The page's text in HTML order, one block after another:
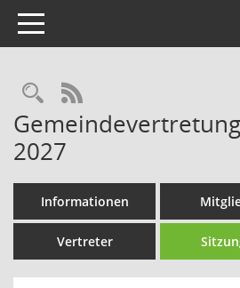
Toggle navigation
Rechercheauswahl
RSS-Feed
2027
Informationen
Vertreter